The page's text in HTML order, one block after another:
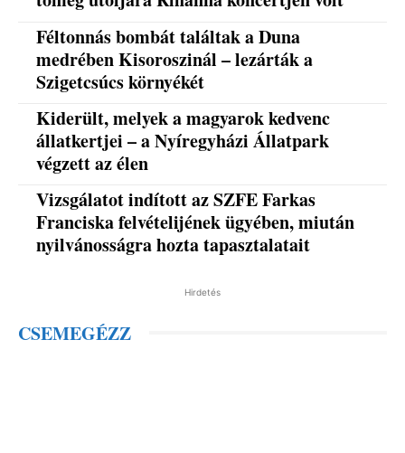
Féltonnás bombát találtak a Duna
medrében Kisoroszinál – lezárták a
Szigetcsúcs környékét
Kiderült, melyek a magyarok kedvenc
állatkertjei – a Nyíregyházi Állatpark
végzett az élen
Vizsgálatot indított az SZFE Farkas
Franciska felvételijének ügyében, miután
nyilvánosságra hozta tapasztalatait
Hirdetés
CSEMEGÉZZ